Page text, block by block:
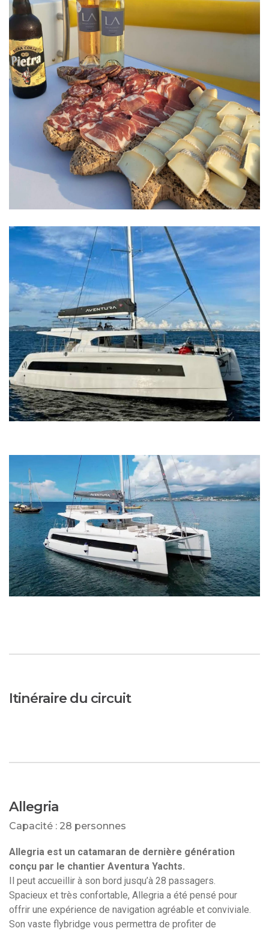
Itinéraire du circuit
Allegria
Capacité : 28 personnes
Allegria est un catamaran de dernière génération
conçu par le chantier Aventura Yachts.
Il peut accueillir à son bord jusqu’à 28 passagers.
Spacieux et très confortable, Allegria a été pensé pour
offrir une expérience de navigation agréable et conviviale.
Son vaste flybridge vous permettra de profiter de